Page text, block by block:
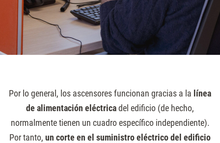
Por lo general, los ascensores funcionan gracias a la línea
de alimentación eléctricadel edificio (de hecho,
normalmente tienen un cuadro específico independiente).
Por tanto, un corte en el suministro eléctrico del edificio